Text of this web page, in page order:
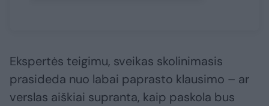
Ekspertės teigimu, sveikas skolinimasis
prasideda nuo labai paprasto klausimo – ar
verslas aiškiai supranta, kaip paskola bus